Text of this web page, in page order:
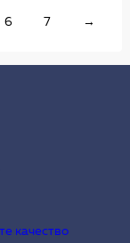
6 7 →